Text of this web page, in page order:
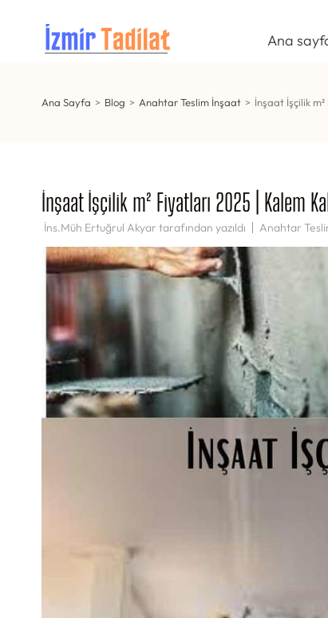
İZMIR TADILAT
İzmir Anahtar Teslim Tadilat
Ana
Ana Sayfa > Blog > Anahtar Teslim İnşaat > İnşaat İşçilik
İnşaat İşçilik m² Fiyatları 2025 | Kalem
İns.Müh Ertuğrul Akyar tarafından yazıldı Anahtar